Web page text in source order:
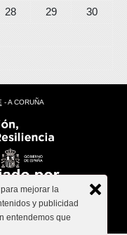
28 29
30
- A CORUÑA
mejorar la
y publicidad
entendemos que